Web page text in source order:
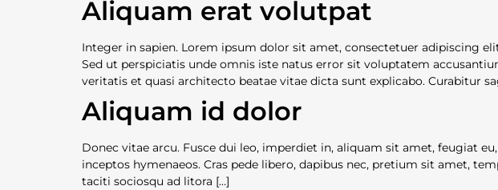
Aliquam erat volutpat
Integer in sapien. Lorem ipsum dolor sit amet, consectetuer adipiscing
Sed ut perspiciatis unde omnis iste natus error sit voluptatem
veritatis et quasi architecto beatae vitae dicta sunt explicabo. Curabitur
Aliquam id dolor
Donec vitae arcu. Fusce dui leo, imperdiet in, aliquam sit amet, feugiat
inceptos hymenaeos. Cras pede libero, dapibus nec, pretium sit amet,
taciti sociosqu ad litora […]